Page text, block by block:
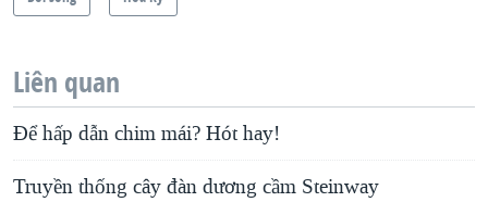
Liên quan
Để hấp dẫn chim mái? Hót hay!
Truyền thống cây đàn dương cầm Steinway